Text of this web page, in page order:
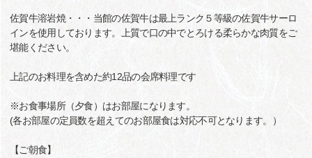
佐賀牛溶岩焼・・・当館の佐賀牛は最上ランク５等級の佐賀牛サーロ
インを使用しております。上質で口の中でとろける柔らかな肉質をご
堪能ください。
上記のお料理を含めた約12品の会席料理です
※お食事場所（夕食）はお部屋になります。
(各お部屋の定員数を超えてのお部屋食は対応不可となります。）
【ご朝食】